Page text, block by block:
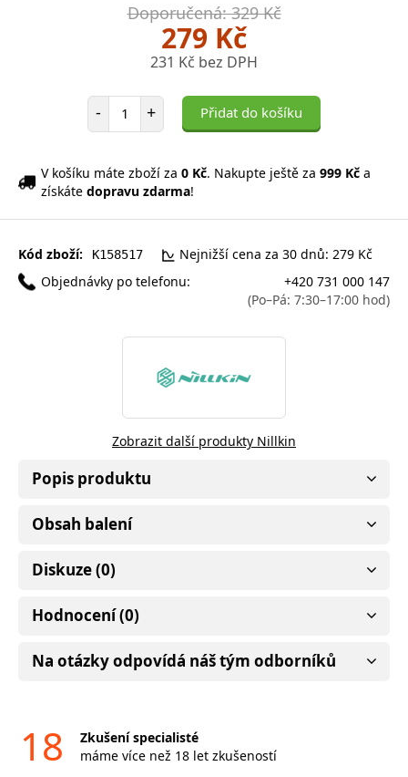
Doporučená: 329 Kč
279 Kč
231 Kč bez DPH
- Počet položek
+ Přidat do košíku
V košíku máte zboží za 0 Kč. Nakupte ještě za 999 Kč a
získáte dopravu zdarma!
Kód zboží: K158517
Nejnižší cena za 30 dnů: 279 Kč
Objednávky po telefonu:
+420 731 000 147
(Po–Pá: 7:30–17:00 hod)
Zobrazit další produkty Nillkin
Popis produktu
Obsah balení
Diskuze (0)
Hodnocení (0)
Na otázky odpovídá náš tým odborníků
18
Zkušení specialisté
máme více než 18 let zkušeností